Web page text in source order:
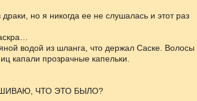
но я никогда ее не слушалась и этот раз
водой из шланга, что держал Саске. Волосы
капали прозрачные капельки.
ЧТО ЭТО БЫЛО?